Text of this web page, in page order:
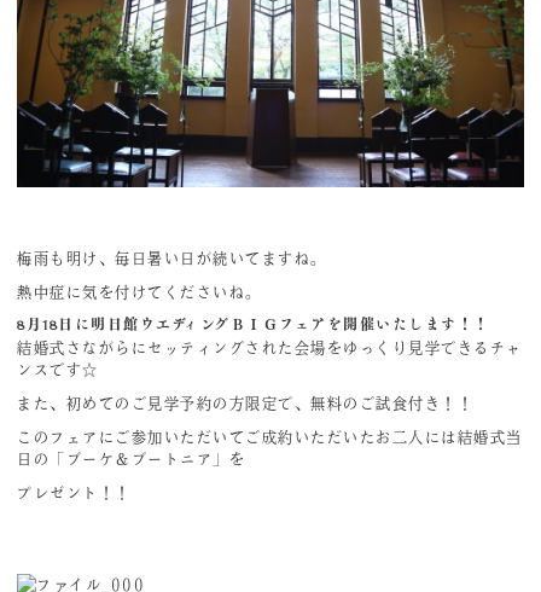
梅雨も明け、毎日暑い日が続いてますね。
熱中症に気を付けてくださいね。
8月18日に 明日館ウエディングＢＩＧフェア を開催いたします！！
結婚式さながらにセッティングされた会場をゆっくり見学できるチャ
ンスです☆
また、初めてのご見学予約の方限定で、無料のご試食付き！！
このフェアにご参加いただいてご成約いただいたお二人には結婚式当
日の「ブーケ＆ブートニア」を
プレゼント！！